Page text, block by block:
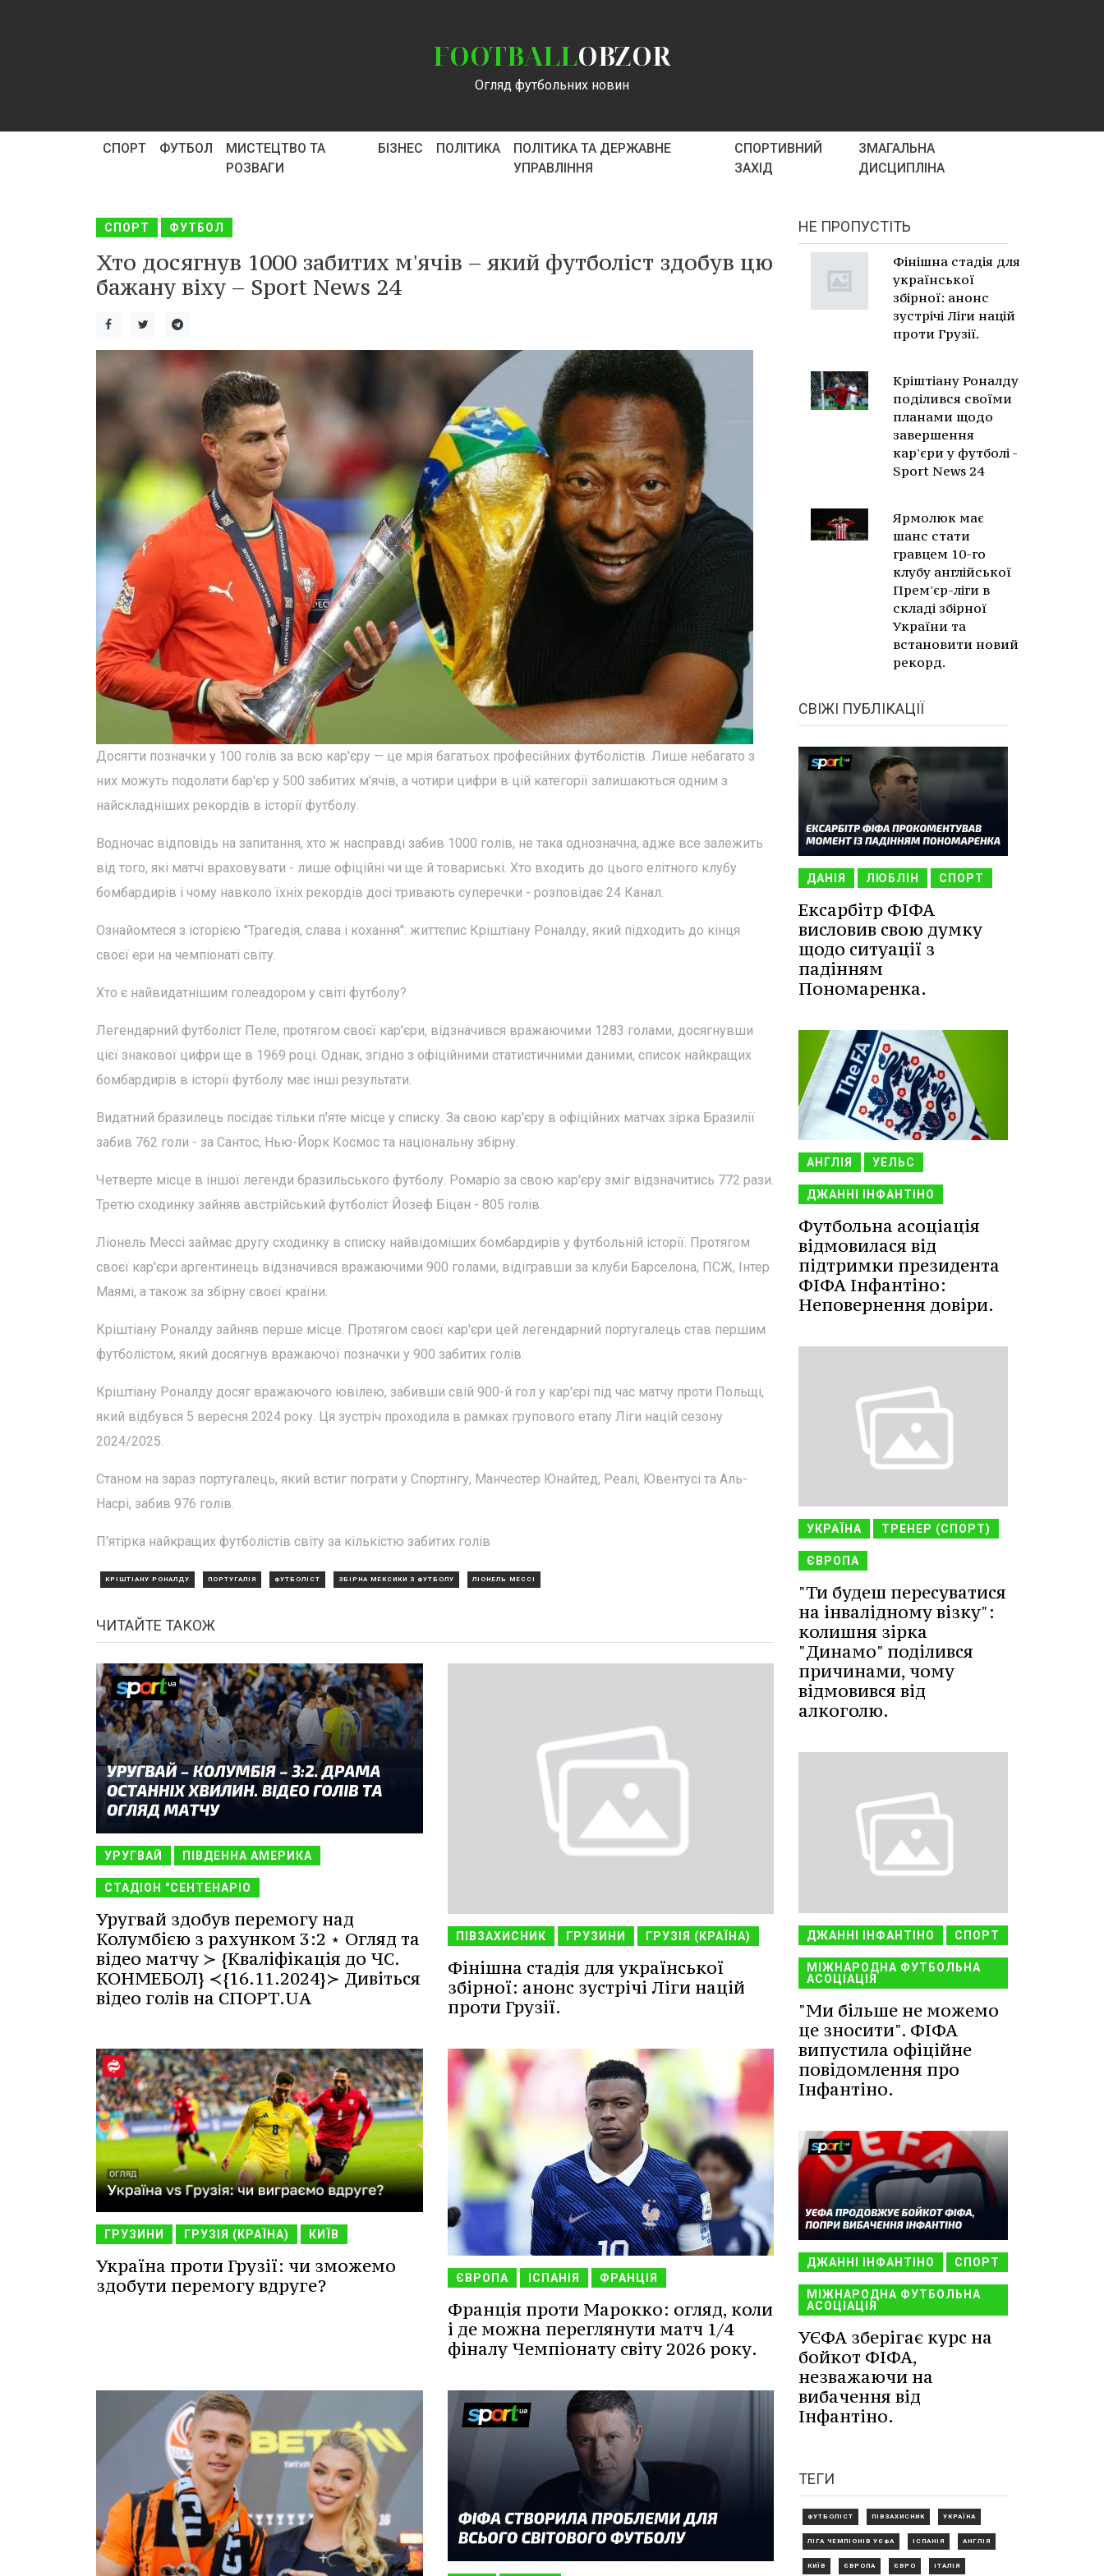
FOOTBALLOBZOR
Огляд футбольних новин
СПОРТ ФУТБОЛ
МИСТЕЦТВО ТА
РОЗВАГИ
БІЗНЕС ПОЛІТИКА
ПОЛІТИКА ТА ДЕРЖАВНЕ
УПРАВЛІННЯ
СПОРТИВНИЙ
ЗАХІД
ЗМАГАЛЬНА
ДИСЦИПЛІНА
СПОРТ ФУТБОЛ
Хто досягнув 1000 забитих м'ячів – який футболіст здобув цю
бажану віху – Sport News 24
Досягти позначки у 100 голів за всю кар'єру — це мрія багатьох професійних футболістів. Лише небагато з
них можуть подолати бар'єр у 500 забитих м'ячів, а чотири цифри в цій категорії залишаються одним з
найскладніших рекордів в історії футболу.
Водночас відповідь на запитання, хто ж насправді забив 1000 голів, не така однозначна, адже все залежить
від того, які матчі враховувати - лише офіційні чи ще й товариські. Хто входить до цього елітного клубу
бомбардирів і чому навколо їхніх рекордів досі тривають суперечки - розповідає 24 Канал.
Ознайомтеся з історією "Трагедія, слава і кохання": життєпис Кріштіану Роналду, який підходить до кінця
своєї ери на чемпіонаті світу.
Хто є найвидатнішим голеадором у світі футболу?
Легендарний футболіст Пеле, протягом своєї кар'єри, відзначився вражаючими 1283 голами, досягнувши
цієї знакової цифри ще в 1969 році. Однак, згідно з офіційними статистичними даними, список найкращих
бомбардирів в історії футболу має інші результати.
Видатний бразилець посідає тільки п'яте місце у списку. За свою кар'єру в офіційних матчах зірка Бразилії
забив 762 голи - за Сантос, Нью-Йорк Космос та національну збірну.
Четверте місце в іншої легенди бразильського футболу. Ромаріо за свою кар'єру зміг відзначитись 772 рази.
Третю сходинку зайняв австрійський футболіст Йозеф Біцан - 805 голів.
Ліонель Мессі займає другу сходинку в списку найвідоміших бомбардирів у футбольній історії. Протягом
своєї кар'єри аргентинець відзначився вражаючими 900 голами, відігравши за клуби Барселона, ПСЖ, Інтер
Маямі, а також за збірну своєї країни.
Кріштіану Роналду зайняв перше місце. Протягом своєї кар'єри цей легендарний португалець став першим
футболістом, який досягнув вражаючої позначки у 900 забитих голів.
Кріштіану Роналду досяг вражаючого ювілею, забивши свій 900-й гол у кар'єрі під час матчу проти Польщі,
який відбувся 5 вересня 2024 року. Ця зустріч проходила в рамках групового етапу Ліги націй сезону
2024/2025.
Станом на зараз португалець, який встиг пограти у Спортінгу, Манчестер Юнайтед, Реалі, Ювентусі та Аль-
Насрі, забив 976 голів.
П'ятірка найкращих футболістів світу за кількістю забитих голів
КРІШТІАНУ РОНАЛДУ ПОРТУГАЛІЯ ФУТБОЛІСТ ЗБІРНА МЕКСИКИ З ФУТБОЛУ ЛІОНЕЛЬ МЕССІ
ЧИТАЙТЕ ТАКОЖ
УРУГВАЙ ПІВДЕННА АМЕРИКА
СТАДІОН "СЕНТЕНАРІО
Уругвай здобув перемогу над
Колумбією з рахунком 3:2 ⋆ Огляд та
відео матчу ≻ {Кваліфікація до ЧС.
КОНМЕБОЛ} ≺{16.11.2024}≻ Дивіться
відео голів на СПОРТ.UA
ПІВЗАХИСНИК ГРУЗИНИ ГРУЗІЯ (КРАЇНА)
Фінішна стадія для української
збірної: анонс зустрічі Ліги націй
проти Грузії.
ГРУЗИНИ ГРУЗІЯ (КРАЇНА) КИЇВ
Україна проти Грузії: чи зможемо
здобути перемогу вдруге?
ЄВРОПА ІСПАНІЯ ФРАНЦІЯ
Франція проти Марокко: огляд, коли
і де можна переглянути матч 1/4
фіналу Чемпіонату світу 2026 року.
НЕ ПРОПУСТІТЬ
Фінішна стадія для
української
збірної: анонс
зустрічі Ліги націй
проти Грузії.
Кріштіану Роналду
поділився своїми
планами щодо
завершення
кар'єри у футболі -
Sport News 24
Ярмолюк має
шанс стати
гравцем 10-го
клубу англійської
Прем'єр-ліги в
складі збірної
України та
встановити новий
рекорд.
СВІЖІ ПУБЛІКАЦІЇ
ДАНІЯ ЛЮБЛІН СПОРТ
Ексарбітр ФІФА
висловив свою думку
щодо ситуації з
падінням
Пономаренка.
АНГЛІЯ УЕЛЬС
ДЖАННІ ІНФАНТІНО
Футбольна асоціація
відмовилася від
підтримки президента
ФІФА Інфантіно:
Неповернення довіри.
УКРАЇНА ТРЕНЕР (СПОРТ)
ЄВРОПА
"Ти будеш пересуватися
на інвалідному візку":
колишня зірка
"Динамо" поділився
причинами, чому
відмовився від
алкоголю.
ДЖАННІ ІНФАНТІНО СПОРТ
МІЖНАРОДНА ФУТБОЛЬНА
АСОЦІАЦІЯ
"Ми більше не можемо
це зносити". ФІФА
випустила офіційне
повідомлення про
Інфантіно.
ДЖАННІ ІНФАНТІНО СПОРТ
МІЖНАРОДНА ФУТБОЛЬНА
АСОЦІАЦІЯ
УЄФА зберігає курс на
бойкот ФІФА,
незважаючи на
вибачення від
Інфантіно.
ТЕГИ
ФУТБОЛІСТ ПІВЗАХИСНИК УКРАЇНА
ЛІГА ЧЕМПІОНІВ УЄФА ІСПАНІЯ АНГЛІЯ
КИЇВ ЄВРОПА ЄВРО ІТАЛІЯ